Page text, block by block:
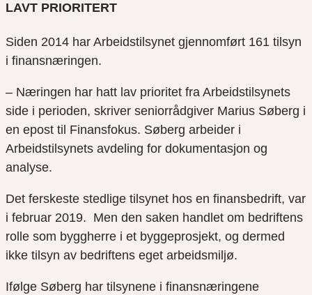
LAVT PRIORITERT
Siden 2014 har Arbeidstilsynet gjennomført 161 tilsyn
i finansnæringen.
– Næringen har hatt lav prioritet fra Arbeidstilsynets
side i perioden, skriver seniorrådgiver Marius Søberg i
en epost til Finansfokus. Søberg arbeider i
Arbeidstilsynets avdeling for dokumentasjon og
analyse.
Det ferskeste stedlige tilsynet hos en finansbedrift, var
i februar 2019. Men den saken handlet om bedriftens
rolle som byggherre i et byggeprosjekt, og dermed
ikke tilsyn av bedriftens eget arbeidsmiljø.
Ifølge Søberg har tilsynene i finansnæringene